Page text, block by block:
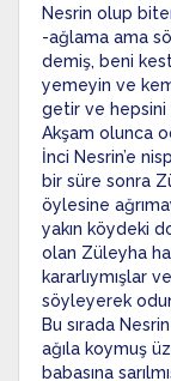
Nesrin olup
-ağlama ama
demiş, beni
yemeyin ve
getir ve
Akşam olunca
İnci Nesrin’e
bir süre sonra
öylesine
yakın köydeki
olan Züleyha
kararlıymışlar
söyleyerek
Bu sırada
ağıla koymuş
babasına